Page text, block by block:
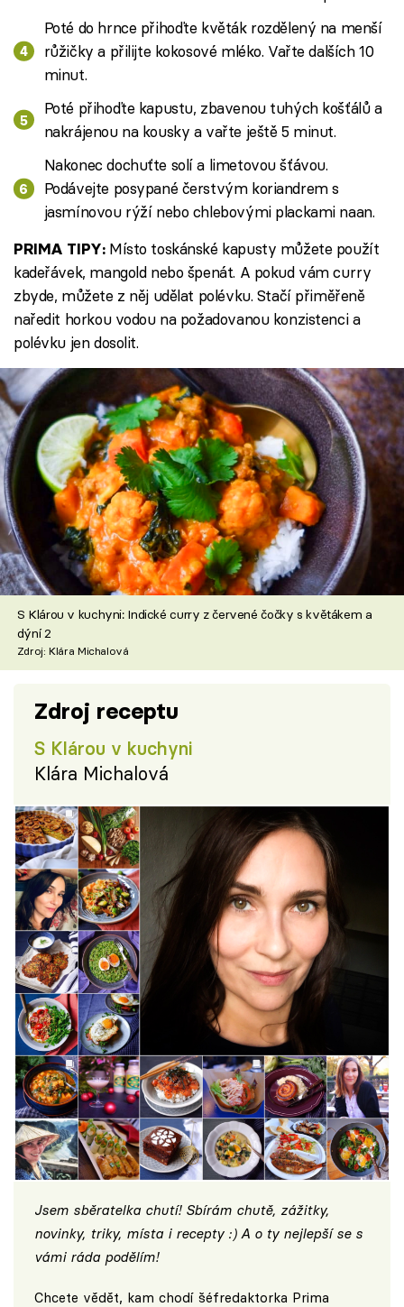
Poté do hrnce přihoďte květák rozdělený na menší
růžičky a přilijte kokosové mléko. Vařte dalších 10
minut.
Poté přihoďte kapustu, zbavenou tuhých košťálů a
nakrájenou na kousky a vařte ještě 5 minut.
Nakonec dochuťte solí a limetovou šťávou.
Podávejte posypané čerstvým koriandrem s
jasmínovou rýží nebo chlebovými plackami naan.
PRIMA TIPY:Místo toskánské kapusty můžete použít
kadeřávek, mangold nebo špenát. A pokud vám curry
zbyde, můžete z něj udělat polévku. Stačí přiměřeně
naředit horkou vodou na požadovanou konzistenci a
polévku jen dosolit.
S Klárou v kuchyni: Indické curry z červené čočky s květákem a
dýní 2
Zdroj: Klára Michalová
Zdroj receptu
S Klárou v kuchyni
Klára Michalová
Jsem sběratelka chutí! Sbírám chutě, zážitky,
novinky, triky, místa i recepty :) A o ty nejlepší se s
vámi ráda podělím!
Chcete vědět, kam chodí šéfredaktorka Prima